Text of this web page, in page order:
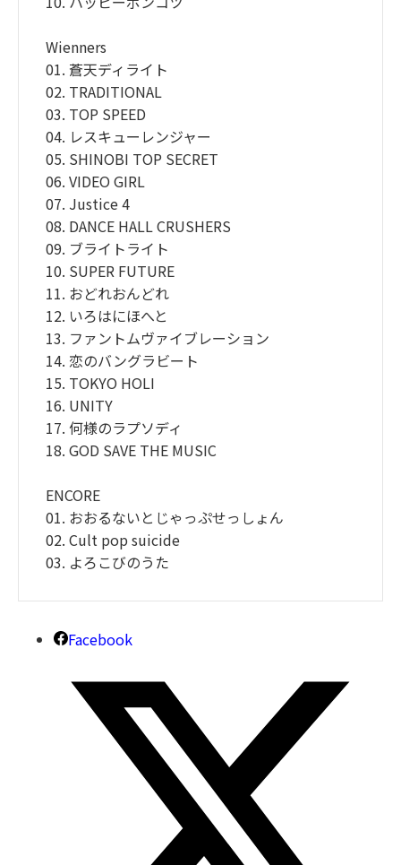
Wienners
01. 蒼天ディライト
02. TRADITIONAL
03. TOP SPEED
04. レスキューレンジャー
05. SHINOBI TOP SECRET
06. VIDEO GIRL
07. Justice 4
08. DANCE HALL CRUSHERS
09. ブライトライト
10. SUPER FUTURE
11. おどれおんどれ
12. いろはにほへと
13. ファントムヴァイブレーション
14. 恋のバングラビート
15. TOKYO HOLI
16. UNITY
17. 何様のラプソディ
18. GOD SAVE THE MUSIC
ENCORE
01. おおるないとじゃっぷせっしょん
02. Cult pop suicide
03. よろこびのうた
Facebook